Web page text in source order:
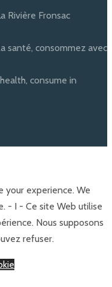
Rivière Fronsac
santé, consommez avec
consume in
your experience. We
- I - Ce site Web utilise
Nous supposons
refuser.